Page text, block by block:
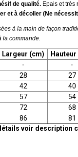
de qualité. Epais et très
et à décoller (Ne
à la main de façon
la commande.
Largeur (cm)
-
-
28
27
42
40
57
54
72
68
86
81
voir description